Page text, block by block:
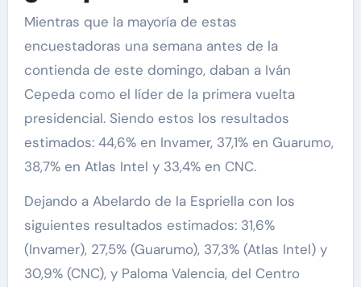
Mientras que la mayoría de estas
encuestadoras una semana antes de la
contienda de este domingo, daban a Iván
Cepeda como el líder de la primera vuelta
presidencial. Siendo estos los resultados
estimados: 44,6% en Invamer, 37,1% en Guarumo,
38,7% en Atlas Intel y 33,4% en CNC.
Dejando a Abelardo de la Espriella con los
siguientes resultados estimados: 31,6%
(Invamer), 27,5% (Guarumo), 37,3% (Atlas Intel) y
30,9% (CNC), y Paloma Valencia, del Centro